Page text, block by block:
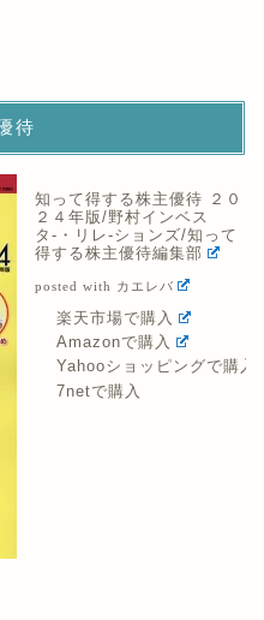
待
知って得する株主優待 ２０
２４年版/野村インベス
タ-・リレ-ションズ/知って
得する株主優待編集部
posted with カエレバ
楽天市場で購入
Amazonで購入
Yahooショッピングで購入
7netで購入